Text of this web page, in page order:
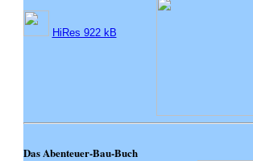
HiRes 922 kB
Das Abenteuer-Bau-Buch